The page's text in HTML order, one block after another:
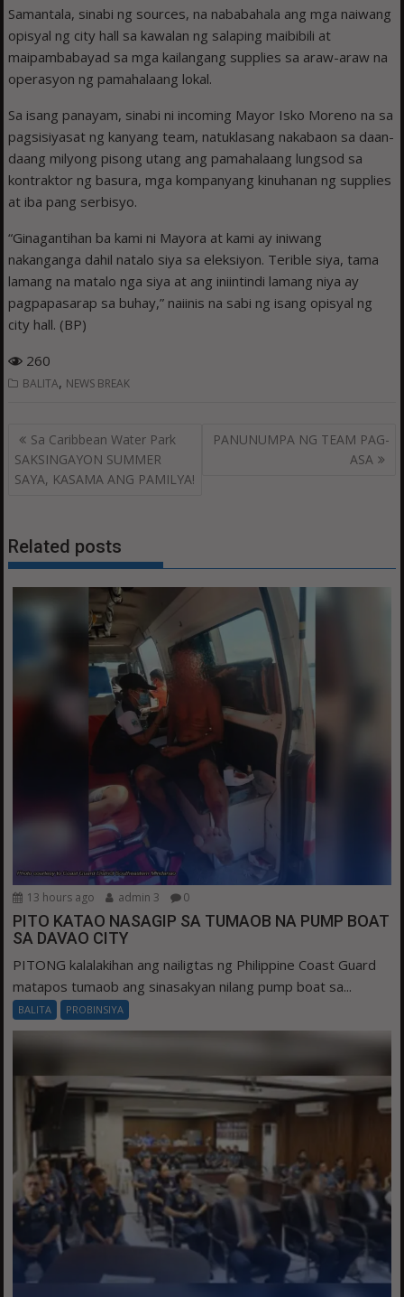
Samantala, sinabi ng sources, na nababahala ang mga naiwang
opisyal ng city hall sa kawalan ng salaping maibibili at
maipambabayad sa mga kailangang supplies sa araw-araw na
operasyon ng pamahalaang lokal.
Sa isang panayam, sinabi ni incoming Mayor Isko Moreno na sa
pagsisiyasat ng kanyang team, natuklasang nakabaon sa daan-
daang milyong pisong utang ang pamahalaang lungsod sa
kontraktor ng basura, mga kompanyang kinuhanan ng supplies
at iba pang serbisyo.
“Ginagantihan ba kami ni Mayora at kami ay iniwang
nakanganga dahil natalo siya sa eleksiyon. Terible siya, tama
lamang na matalo nga siya at ang iniintindi lamang niya ay
pagpapasarap sa buhay,” naiinis na sabi ng isang opisyal ng
city hall. (BP)
260
BALITA, NEWS BREAK
Post
navigation
Sa Caribbean Water Park
SAKSINGAYON SUMMER
SAYA, KASAMA ANG PAMILYA!
PANUNUMPA NG TEAM PAG-
ASA
Related posts
13 hours ago admin 3 0
PITO KATAO NASAGIP SA TUMAOB NA PUMP BOAT
SA DAVAO CITY
PITONG kalalakihan ang nailigtas ng Philippine Coast Guard
matapos tumaob ang sinasakyan nilang pump boat sa...
BALITA PROBINSIYA